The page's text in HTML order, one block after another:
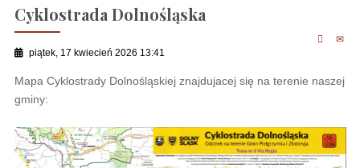
Cyklostrada Dolnośląska
piątek, 17 kwiecień 2026 13:41
Mapa Cyklostrady Dolnośląskiej znajdujacej się na terenie naszej
gminy: